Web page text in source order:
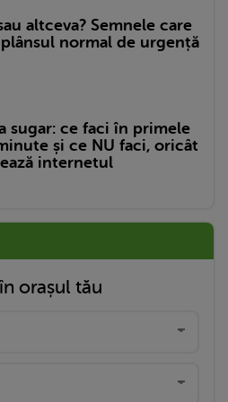
altceva? Semnele care
plânsul normal de urgență
sugar: ce faci în primele
și ce NU faci, oricât
internetul
orașul tău